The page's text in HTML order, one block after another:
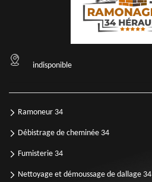
indisponible
Ramoneur 34
Débistrage de cheminée 34
Fumisterie 34
Nettoyage et démoussage de dallage 34